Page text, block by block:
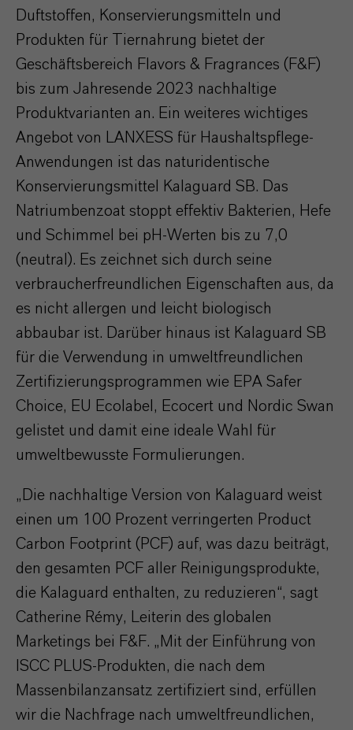
Duftstoffen, Konservierungsmitteln und
Produkten für Tiernahrung bietet der
Geschäftsbereich Flavors & Fragrances (F&F)
bis zum Jahresende 2023 nachhaltige
Produktvarianten an. Ein weiteres wichtiges
Angebot von LANXESS für Haushaltspflege-
Anwendungen ist das naturidentische
Konservierungsmittel Kalaguard SB. Das
Natriumbenzoat stoppt effektiv Bakterien, Hefe
und Schimmel bei pH-Werten bis zu 7,0
(neutral). Es zeichnet sich durch seine
verbraucherfreundlichen Eigenschaften aus, da
es nicht allergen und leicht biologisch
abbaubar ist. Darüber hinaus ist Kalaguard SB
für die Verwendung in umweltfreundlichen
Zertifizierungsprogrammen wie EPA Safer
Choice, EU Ecolabel, Ecocert und Nordic Swan
gelistet und damit eine ideale Wahl für
umweltbewusste Formulierungen.
„Die nachhaltige Version von Kalaguard weist
einen um 100 Prozent verringerten Product
Carbon Footprint (PCF) auf, was dazu beiträgt,
den gesamten PCF aller Reinigungsprodukte,
die Kalaguard enthalten, zu reduzieren“, sagt
Catherine Rémy, Leiterin des globalen
Marketings bei F&F. „Mit der Einführung von
ISCC PLUS-Produkten, die nach dem
Massenbilanzansatz zertifiziert sind, erfüllen
wir die Nachfrage nach umweltfreundlichen,